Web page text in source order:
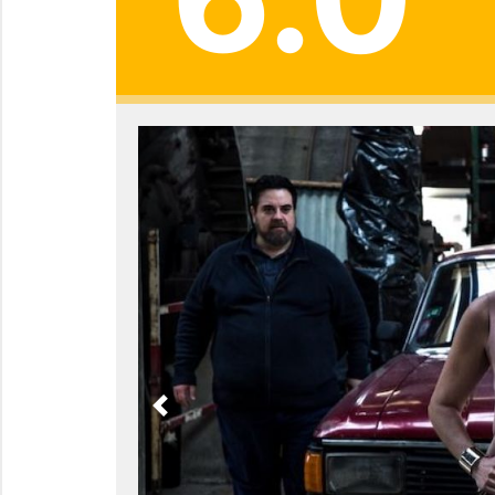
Previous